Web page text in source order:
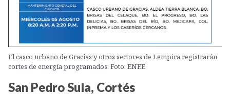
El casco urbano de Gracias y otros sectores de Lempira registrarán
cortes de energía programados. Foto: ENEE
San Pedro Sula, Cortés